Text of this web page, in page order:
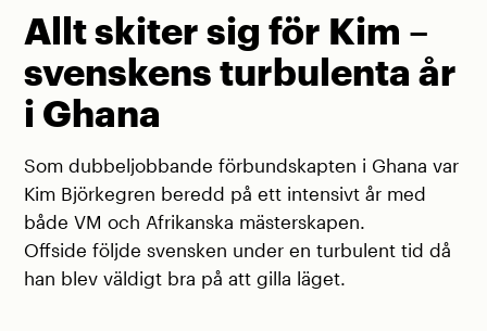
Allt skiter sig för Kim –
svenskens turbulenta år
i Ghana
Som dubbeljobbande förbundskapten i Ghana var
Kim Björkegren beredd på ett intensivt år med
både VM och Afrikanska mästerskapen.
Offside följde svensken under en turbulent tid då
han blev väldigt bra på att gilla läget.